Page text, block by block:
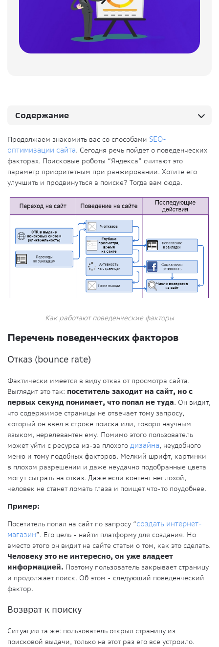
Продолжаем знакомить вас со способами SEO-
оптимизации сайта. Сегодня речь пойдет о поведенческих
факторах. Поисковые роботы “Яндекса” считают это
параметр приоритетным при ранжировании. Хотите его
улучшить и продвинуться в поиске? Тогда вам сюда.
Как работают поведенческие факторы
Перечень поведенческих факторов
Отказ (bounce rate)
Фактически имеется в виду отказ от просмотра сайта.
Выглядит это так: посетитель заходит на сайт, но с
первых секунд понимает, что попал не туда. Он видит,
что содержимое страницы не отвечает тому запросу,
который он ввел в строке поиска или, говоря научным
языком, нерелевантен ему. Помимо этого пользователь
может уйти с ресурса из-за плохого дизайна, неудобного
меню и тому подобных факторов. Мелкий шрифт, картинки
в плохом разрешении и даже неудачно подобранные цвета
могут сыграть на отказ. Даже если контент неплохой,
человек не станет ломать глаза и поищет что-то поудобнее.
Пример:
Посетитель попал на сайт по запросу “создать интернет-
магазин”. Его цель - найти платформу для создания. Но
вместо этого он видит на сайте статьи о том, как это сделать.
Человеку это не интересно, он уже владеет
информацией. Поэтому пользователь закрывает страницу
и продолжает поиск. Об этом - следующий поведенческий
фактор.
Возврат к поиску
Ситуация та же: пользователь открыл страницу из
поисковой выдачи, только на этот раз его все устроило.
Содержание